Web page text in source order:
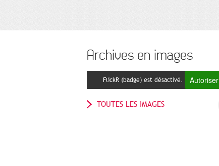
Archives en images
FlickR (badge) est désactivé. Autoriser
TOUTES LES IMAGES